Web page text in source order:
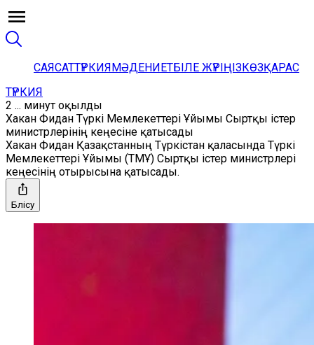
САЯСАТТҮРКИЯМӘДЕНИЕТБІЛЕ ЖҮРІҢІЗКӨЗҚАРАС
ТҮРКИЯ
2 ... минут оқылды
Хакан Фидан Түркі Мемлекеттері Ұйымы Сыртқы істер
министрлерінің кеңесіне қатысады
Хакан Фидан Қазақстанның Түркістан қаласында Түркі
Мемлекеттері Ұйымы (ТМҰ) Сыртқы істер министрлері
кеңесінің отырысына қатысады.
Бөлісу